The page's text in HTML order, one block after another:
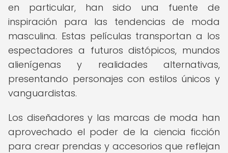
en particular, han sido una fuente de
inspiración para las tendencias de moda
masculina. Estas películas transportan a los
espectadores a futuros distópicos, mundos
alienígenas y realidades alternativas,
presentando personajes con estilos únicos y
vanguardistas.
Los diseñadores y las marcas de moda han
aprovechado el poder de la ciencia ficción
para crear prendas y accesorios que reflejan